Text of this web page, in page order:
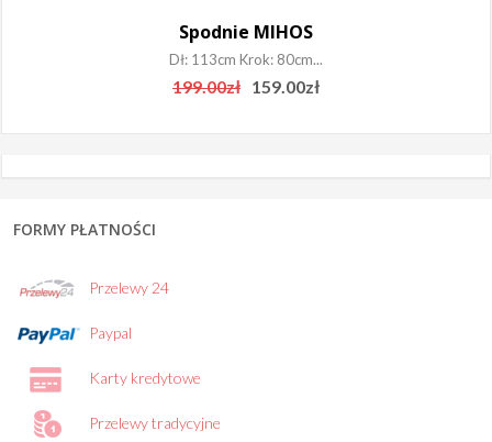
Spodnie MIHOS
Dł: 113cm Krok: 80cm...
199.00zł
Original
159.00zł
FORMY PŁATNOŚCI
Przelewy 24
Paypal
Karty kredytowe
Przelewy tradycyjne